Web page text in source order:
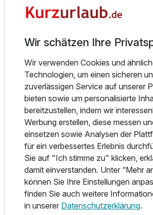
Ausstattung
Zusatznächte
Für 3 Tage
entfernt vom Landgrafenschloss und
Marburg an der Lahn. Eingebettet in das
Märchenstraße, in der die Gebrüder
vieler einmaliger Sehenswürdigkeiten.
Entdecken Sie unsere 95 Zimmer der
Kategorien von Economy, Standard,
Deluxe Zimmern. Parkplätze sind in
Gut. Bei uns parken Sie entweder in
bzw. auf unserem Parkdeck oder im
Parkhaus.
Nur bei uns frühstücken Sie im Sommer
Sonnenterrasse und nehmen
lokaler Herstellung zu sich. Zudem freut
Restaurant Domingo’s Sie abends mit
Wir schätzen Ihre
Wir verwenden Cookies und
Technologien, um einen sicheren
zuverlässigen Service auf unserer
bieten sowie um personalisierte
bereitzustellen, indem wir
Werbung erstellen, diese messen
einsetzen sowie Analysen der
für ein verbessertes Erlebnis
Sie auf "Ich stimme zu" klicken,
damit einverstanden. Unter “Mehr
können Sie Ihre Einstellungen
finden Sie auch weitere
in unserer Datenschutzerklärung.